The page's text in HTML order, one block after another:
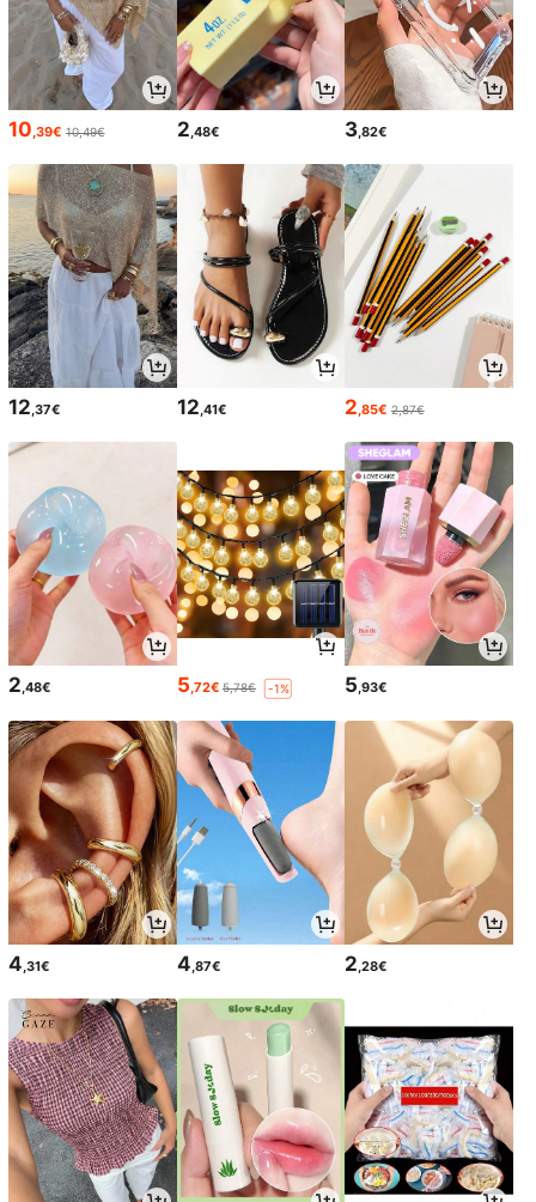
10,39€ 10,49€ 2,48€ 3,82€
12,37€ 12,41€ 2,85€ 2,87€
2,48€ 5,72€ 5,78€ -1% 5,93€
4 ,31€ 4 ,87€ 2 ,28€